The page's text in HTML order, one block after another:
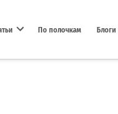
По полочкам Блоги